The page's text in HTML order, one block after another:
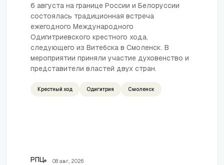
6 августа на границе России и Белоруссии
состоялась традиционная встреча
ежегодного Международного
Одигитриевского крестного хода,
следующего из Витебска в Смоленск. В
мероприятии приняли участие духовенство и
представители властей двух стран.
Крестный ход Одигитрия Смоленск
РПЦ 08 авг., 2026